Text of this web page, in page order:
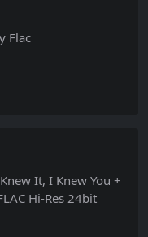
Flac
It, I Knew You +
Hi-Res 24bit